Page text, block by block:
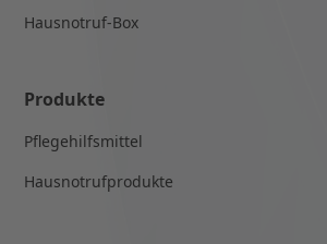
Hausnotruf-Box
Produkte
Pflegehilfsmittel
Hausnotrufprodukte